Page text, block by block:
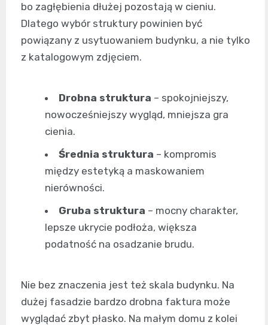
bo zagłębienia dłużej pozostają w cieniu.
Dlatego wybór struktury powinien być
powiązany z usytuowaniem budynku, a nie tylko
z katalogowym zdjęciem.
Drobna struktura – spokojniejszy,
nowocześniejszy wygląd, mniejsza gra
cienia.
Średnia struktura – kompromis
między estetyką a maskowaniem
nierówności.
Gruba struktura – mocny charakter,
lepsze ukrycie podłoża, większa
podatność na osadzanie brudu.
Nie bez znaczenia jest też skala budynku. Na
dużej fasadzie bardzo drobna faktura może
wyglądać zbyt płasko. Na małym domu z kolei